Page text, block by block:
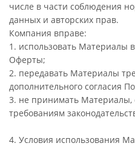
числе в части соблюдения
данных и авторских прав.
Компания вправе:
1. использовать Материалы
Оферты;
2. передавать Материалы
дополнительного согласия
3. не принимать Материалы,
требованиям
4. Условия использования